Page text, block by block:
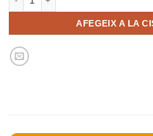
AFEGEIX A LA